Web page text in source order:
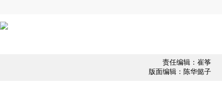
责任编辑：崔筝
版面编辑：陈华懿子